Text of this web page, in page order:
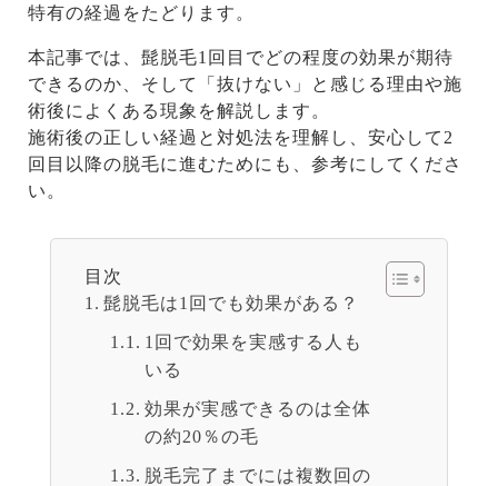
特有の経過をたどります。
本記事では、髭脱毛1回目でどの程度の効果が期待
できるのか、そして「抜けない」と感じる理由や施
術後によくある現象を解説します。
施術後の正しい経過と対処法を理解し、安心して2
回目以降の脱毛に進むためにも、参考にしてくださ
い。
目次
髭脱毛は1回でも効果がある？
1回で効果を実感する人も
いる
効果が実感できるのは全体
の約20％の毛
脱毛完了までには複数回の